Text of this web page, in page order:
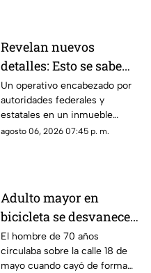
Revelan nuevos
detalles: Esto se sabe
sobre el hallazgo de un
lagarto y un tigre de
bengala en un
autolavado de Juárez
Un operativo encabezado por
autoridades federales y
estatales en un inmueble
habilitado como autolavado en
agosto 06, 2026 07:45 p. m.
Adulto mayor en
bicicleta se desvanece y
pierde la vida en la
colonia Lucio Cabañas
El hombre de 70 años
circulaba sobre la calle 18 de
mayo cuando cayó de forma